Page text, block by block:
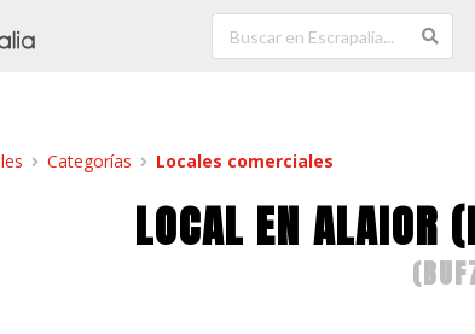
Categorías Locales comerciales
LOCAL EN ALAIOR
(